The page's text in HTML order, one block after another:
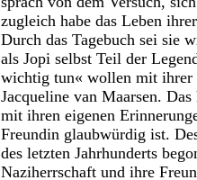
zugleich habe das Leben
Durch das Tagebuch sei sie
als Jopi selbst Teil der
wichtig tun« wollen mit ihrer
Jacqueline van Maarsen.
mit ihren eigenen
Freundin glaubwürdig ist.
des letzten Jahrhunderts
Naziherrschaft und ihre